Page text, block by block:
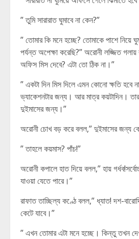
” তুমি সারারাত ঘুমাবে না কেন?”
” তোমার কি মনে হচ্ছে? তোমাকে পাশে নিয়ে
পর্যন্ত অপেক্ষা করেছি?” অরোনী লজ্জিত
অফিস মিস দেবে? এটা তো ঠিক না।”
” একটা দিন মিস দিলে এমন কোনো ক্ষতি
ভ্যাকেশনটার জন্য। আর মাত্র কয়টাদিন।
দুইমাসের জন্য।”
অরোনী চোখ বড় করে বলল,” দুইমাসের জন্য
” তাহলে কয়মাস? পাঁচ!”
অরোনী কপালে হাত দিয়ে বলল,” হায়
যাওয়া যেতে পারে।”
রাফাত তাচ্ছিল্য কণ্ঠে বলল,” ধ্যাত! দশ-
কেটে যাবে।”
” এখন তোমার এটা মনে হচ্ছে। কিন্তু তখন